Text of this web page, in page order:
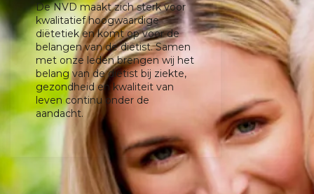
De NVD maakt zich sterk voor
kwalitatief hoogwaardige
diëtetiek en komt op voor de
belangen van de diëtist. Samen
met onze leden brengen wij het
belang van de diëtist bij ziekte,
gezondheid en kwaliteit van
leven continu onder de
aandacht.